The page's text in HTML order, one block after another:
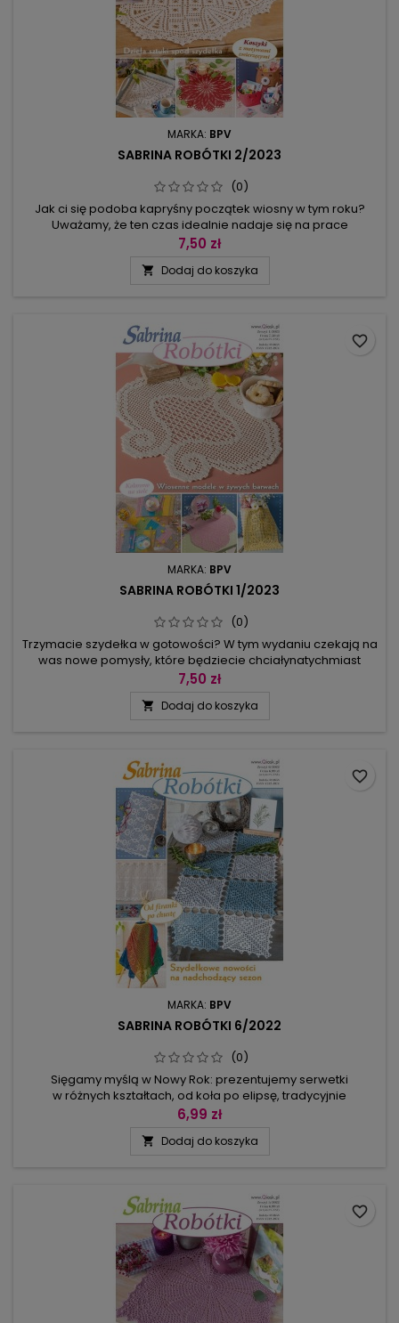
MARKA: BPV
SABRINA ROBÓTKI 2/2023
(0)
Jak ci się podoba kapryśny początek wiosny w tym roku?
Uważamy, że ten czas idealnie nadaje się na prace
z bawełny, szczególnie serwetki, a szydełkowanie jest
się naprawdę długi! Nasze propozycje są lekkie i wiosenne,
7,50 zł
 Dodaj do koszyka
MARKA: BPV
SABRINA ROBÓTKI 1/2023
(0)
Trzymacie szydełka w gotowości? W tym wydaniu czekają na
was nowe pomysły, które będziecie chciałynatychmiast
wykonać. Serce zabije mocniej na widok wyrafinowanych
robótek. Bo pojedyncza serwetka tylko z jednego motywu to
7,50 zł
 Dodaj do koszyka
favorite_border
MARKA: BPV
SABRINA ROBÓTKI 6/2022
(0)
Sięgamy myślą w Nowy Rok: prezentujemy serwetki
w różnych kształtach, od koła po elipsę, tradycyjnie
prostokątne bieżniki z nowoczesnymi motywami oraz
wolnej chwili. Cieszmy się zimą i kolorami lodowców – to ich
6,99 zł
 Dodaj do koszyka
favorite_border
favorite_border